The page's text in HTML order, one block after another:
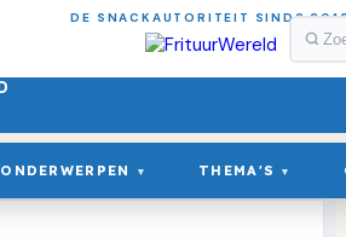
DE SNACKAUTORITEIT SINDS
ONDERWERPEN ▾ THEMA'S ▾